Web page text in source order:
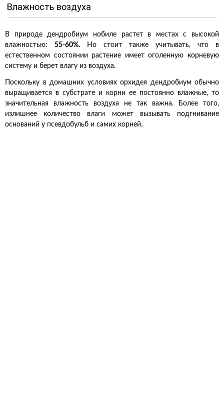
Влажность воздуха
В природе дендробиум нобиле растет в местах с высокой
влажностью: 55-60%. Но стоит также учитывать, что в
естественном состоянии растение имеет оголенную корневую
систему и берет влагу из воздуха.
Поскольку в домашних условиях орхидея дендробиум обычно
выращивается в субстрате и корни ее постоянно влажные, то
значительная влажность воздуха не так важна. Более того,
излишнее количество влаги может вызывать подгнивание
оснований у псевдобульб и самих корней.